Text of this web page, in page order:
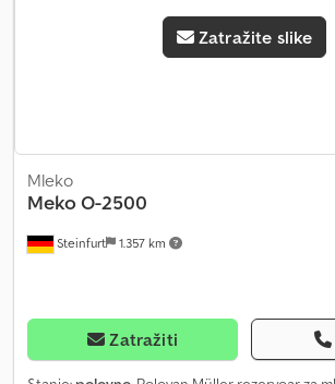
Zatražite slike
Steinfurt 1.357 km
Mleko
MekoO-2500
Zatražiti